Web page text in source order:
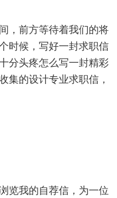
，前方等待着我们的将
时候，写好一封求职信
分头疼怎么写一封精彩
集的设计专业求职信，
览我的自荐信，为一位